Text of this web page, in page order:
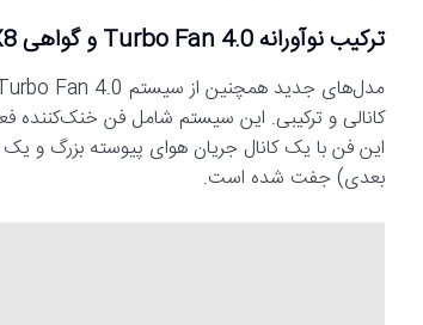
ترکیب نوآورانه Turbo Fan 4.0 و گواهی IPX8
بعدی) جفت شده است.